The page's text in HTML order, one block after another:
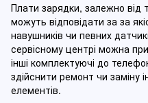
Плати зарядки, залежно від
можуть відповідати за за
навушників чи певних
сервісному центрі можна
інші комплектуючі до
здійснити ремонт чи заміну
елементів.